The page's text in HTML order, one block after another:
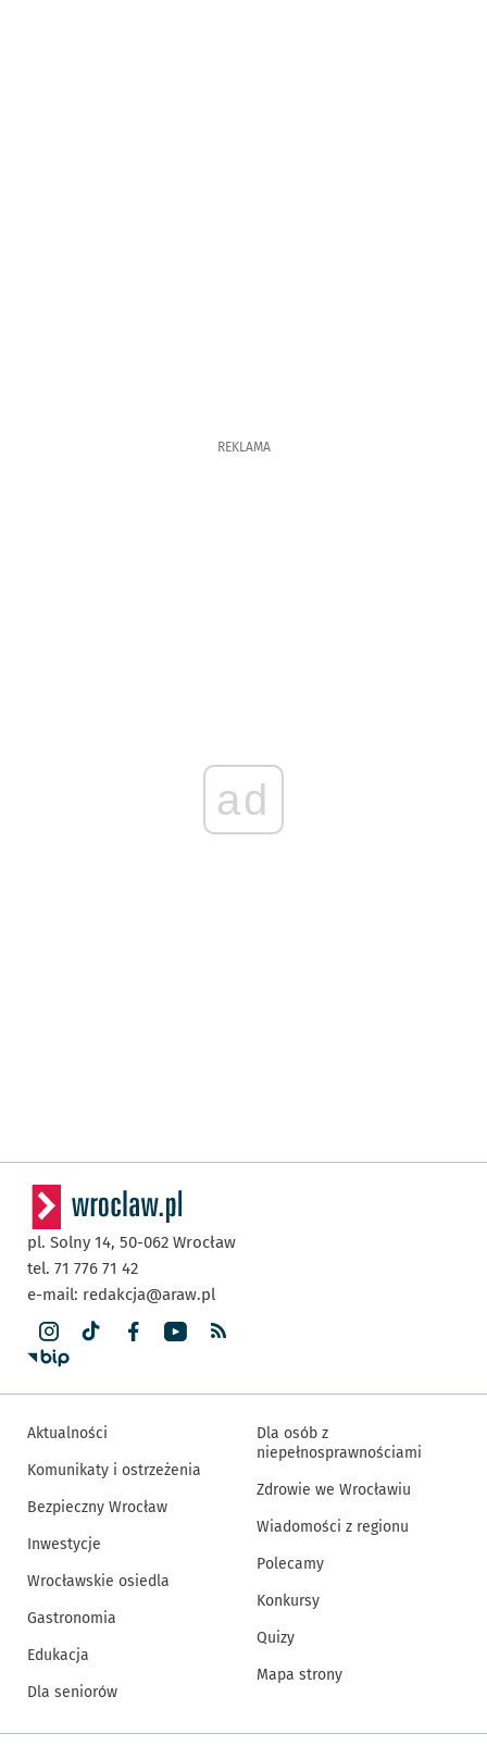
REKLAMA
ad
pl. Solny 14, 50-062 Wrocław
tel. 71 776 71 42
e-mail: redakcja@araw.pl
Aktualności
Komunikaty i ostrzeżenia
Bezpieczny Wrocław
Inwestycje
Wrocławskie osiedla
Gastronomia
Edukacja
Dla seniorów
Dla osób z
niepełnosprawnościami
Zdrowie we Wrocławiu
Wiadomości z regionu
Polecamy
Konkursy
Quizy
Mapa strony